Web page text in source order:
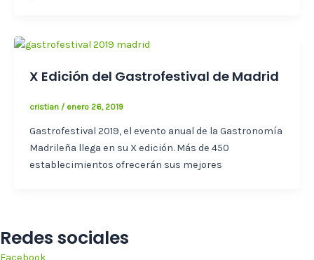
X Edición del Gastrofestival de Madrid
cristian / enero 26, 2019
Gastrofestival 2019, el evento anual de la Gastronomía
Madrileña llega en su X edición. Más de 450
establecimientos ofrecerán sus mejores
Redes sociales
Facebook